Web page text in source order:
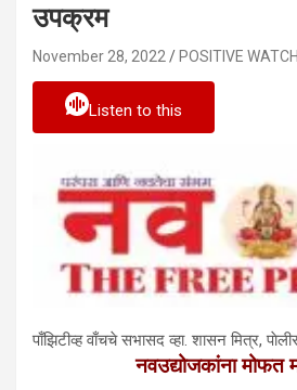
उपक्रम
November 28, 2022 POSITIVE WATCH
Listen to this
पाँझिटीव्ह वाँचचे सभासद व्हा. शासन मित्र,
नवउद्योजकांना मोफत